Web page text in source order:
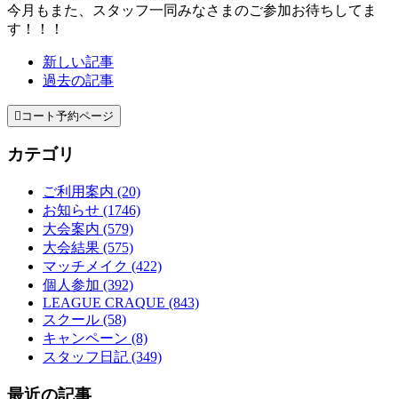
今月もまた、スタッフ一同みなさまのご参加お待ちしてま
す！！！
新しい記事
過去の記事
 コート予約ページ
カテゴリ
ご利用案内 (20)
お知らせ (1746)
大会案内 (579)
大会結果 (575)
マッチメイク (422)
個人参加 (392)
LEAGUE CRAQUE (843)
スクール (58)
キャンペーン (8)
スタッフ日記 (349)
最近の記事